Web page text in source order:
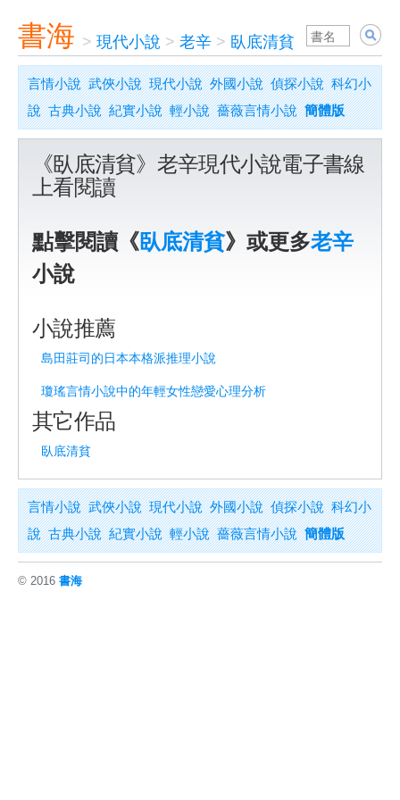
書海 > 現代小說 > 老辛 > 臥底清貧
言情小說 武俠小說 現代小說 外國小說 偵探小說 科幻小
說 古典小說 紀實小說 輕小說 薔薇言情小說 簡體版
《臥底清貧》老辛現代小說電子書線
上看閱讀
點擊閱讀《臥底清貧》或更多老辛
小說
小說推薦
島田莊司的日本本格派推理小說
瓊瑤言情小說中的年輕女性戀愛心理分析
其它作品
臥底清貧
言情小說 武俠小說 現代小說 外國小說 偵探小說 科幻小
說 古典小說 紀實小說 輕小說 薔薇言情小說 簡體版
© 2016 書海